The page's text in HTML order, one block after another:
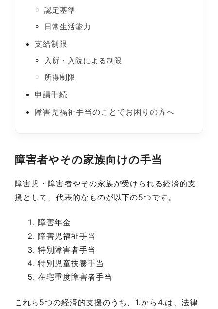
認定基準
日常生活能力
支給制限
入所・入院による制限
所得制限
申請手続
障害児福祉手当のことでお困りの方へ
障害者やその家族向けの手当
障害児・障害者やその家族が受けられる経済的支
援として、代表的なものが以下の5つです。
障害年金
障害児福祉手当
特別障害者手当
特別児童扶養手当
在宅重度障害者手当
これら5つの経済的支援のうち、1.から4.は、法律